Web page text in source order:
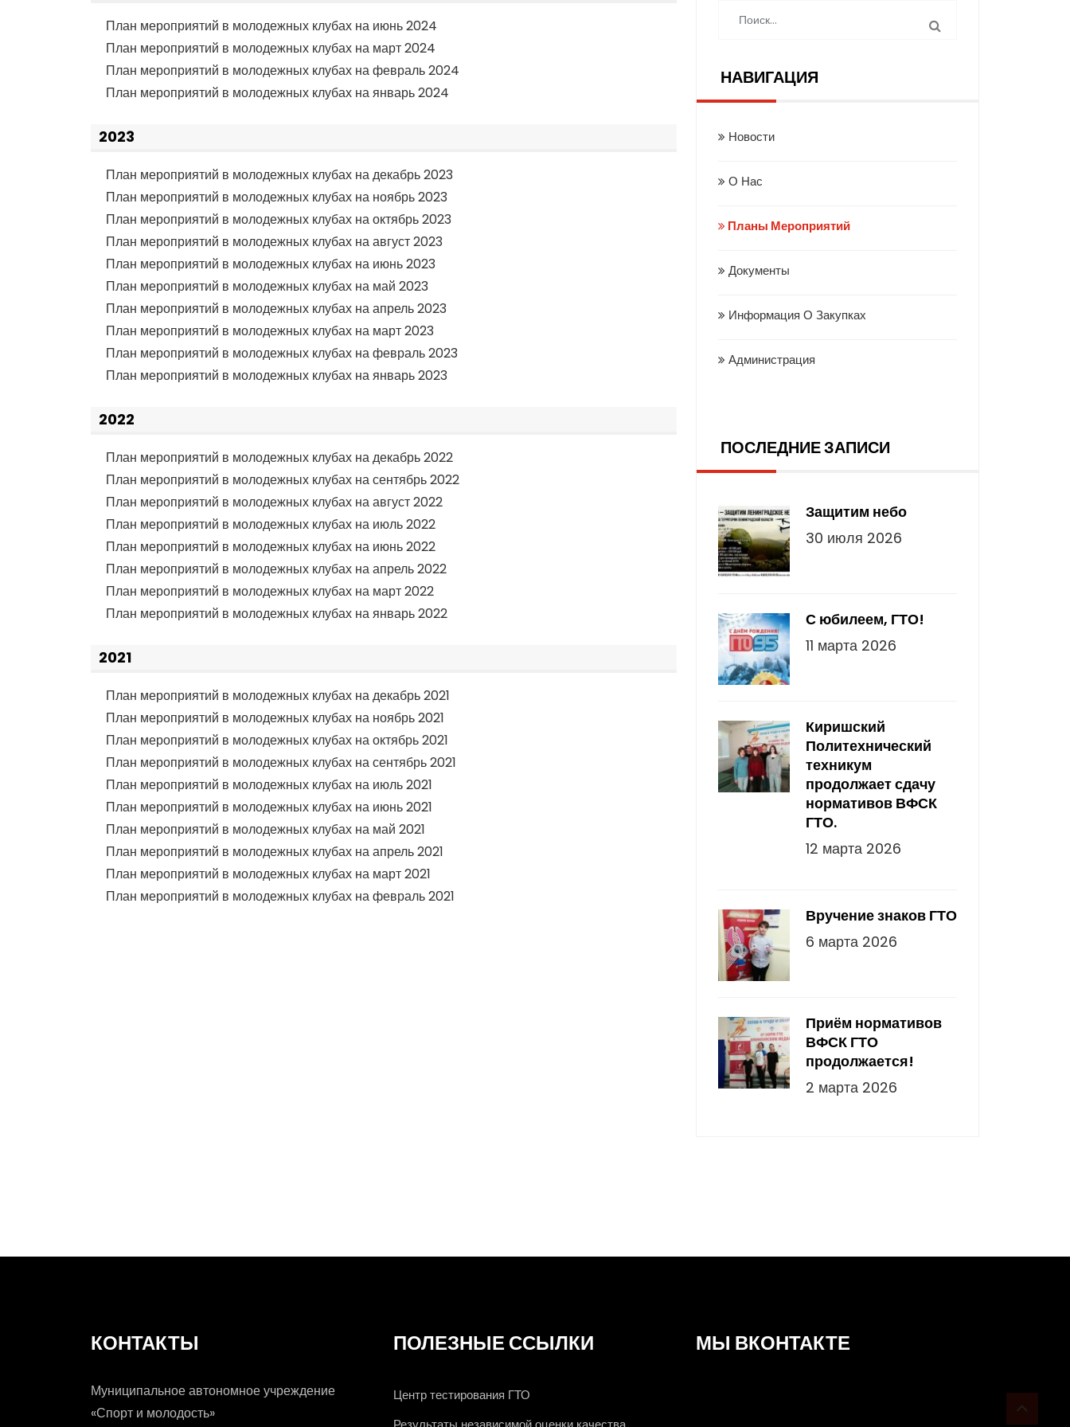
План мероприятий в молодежных клубах на июнь 2024
План мероприятий в молодежных клубах на март 2024
План мероприятий в молодежных клубах на февраль 2024
План мероприятий в молодежных клубах на январь 2024
2023
План мероприятий в молодежных клубах на декабрь 2023
План мероприятий в молодежных клубах на ноябрь 2023
План мероприятий в молодежных клубах на октябрь 2023
План мероприятий в молодежных клубах на август 2023
План мероприятий в молодежных клубах на июнь 2023
План мероприятий в молодежных клубах на май 2023
План мероприятий в молодежных клубах на апрель 2023
План мероприятий в молодежных клубах на март 2023
План мероприятий в молодежных клубах на февраль 2023
План мероприятий в молодежных клубах на январь 2023
2022
План мероприятий в молодежных клубах на декабрь 2022
План мероприятий в молодежных клубах на сентябрь 2022
План мероприятий в молодежных клубах на август 2022
План мероприятий в молодежных клубах на июль 2022
План мероприятий в молодежных клубах на июнь 2022
План мероприятий в молодежных клубах на апрель 2022
План мероприятий в молодежных клубах на март 2022
План мероприятий в молодежных клубах на январь 2022
2021
План мероприятий в молодежных клубах на декабрь 2021
План мероприятий в молодежных клубах на ноябрь 2021
План мероприятий в молодежных клубах на октябрь 2021
План мероприятий в молодежных клубах на сентябрь 2021
План мероприятий в молодежных клубах на июль 2021
План мероприятий в молодежных клубах на июнь 2021
План мероприятий в молодежных клубах на май 2021
План мероприятий в молодежных клубах на апрель 2021
План мероприятий в молодежных клубах на март 2021
План мероприятий в молодежных клубах на февраль 2021
НАВИГАЦИЯ
Новости
О Нас
Планы Мероприятий
Документы
Информация О Закупках
Администрация
ПОСЛЕДНИЕ ЗАПИСИ
Защитим небо
30 июля 2026
С юбилеем, ГТО!
11 марта 2026
Киришский
Политехнический
техникум
продолжает сдачу
нормативов ВФСК
ГТО.
12 марта 2026
Вручение знаков ГТО
6 марта 2026
Приём нормативов
ВФСК ГТО
продолжается!
2 марта 2026
КОНТАКТЫ
Муниципальное автономное учреждение
«Спорт и молодость»
ПОЛЕЗНЫЕ ССЫЛКИ
Центр тестирования ГТО
МЫ ВКОНТАКТЕ